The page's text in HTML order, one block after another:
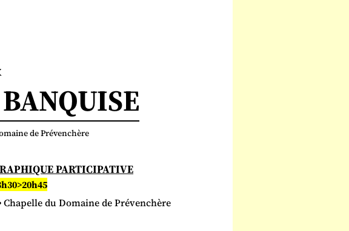
de Prévenchère
PARTICIPATIVE
Chapelle du Domaine de Prévenchère